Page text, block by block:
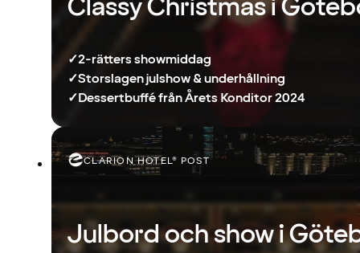
Classy Christmas i
✓2-rätters showmiddag
✓Storslagen julshow & underhållning
✓Dessertbuffé från Årets Konditor 2024
CLARION HOTEL® POST
Julbord och show i